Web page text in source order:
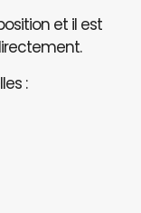
et il est
: